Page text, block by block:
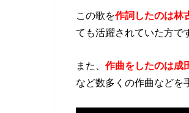
この歌を作詞したのは林
ても活躍されていた方で
また、 作曲をしたのは成
など数多くの作曲などを